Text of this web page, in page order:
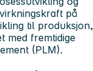
på
til produksjon,
med fremtidige
(PLM).